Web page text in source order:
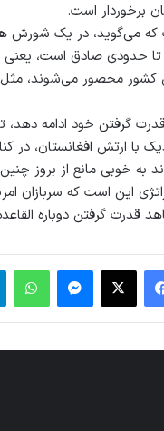
برخوردار است.
که می‌گوید، در یک
حدودی صادق است، یعنی
کشور محصور می‌شوند،
قدرت گرفتن خود ادامه
با ارتش افغانستان، در
به خوبی مانع از بروز
این است که سربازان
قدرت گرفتن دوباره
فیس بوک X پیام رسان واتس آپ